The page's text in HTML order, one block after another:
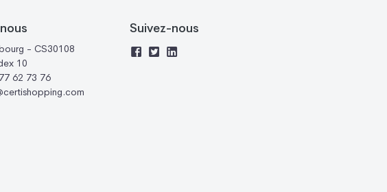
- CS30108
10
62 73 76
Suivez-nous